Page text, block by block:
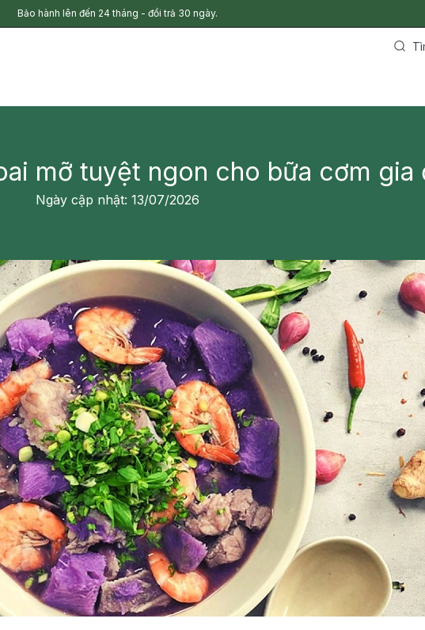
Bảo hành lên đến 24 tháng - đổi trả 30 ngày.
mỡ tuyệt ngon cho bữa cơm gia
Ngày cập nhật: 13/07/2026